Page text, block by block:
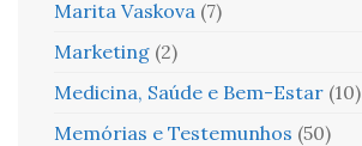
Marita Vaskova (7)
Marketing (2)
Medicina, Saúde e Bem-Estar (10)
Memórias e Testemunhos (50)